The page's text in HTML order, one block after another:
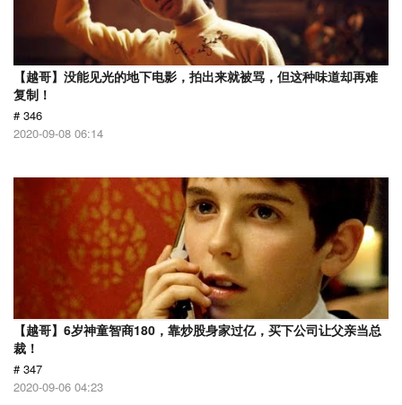
【越哥】没能见光的地下电影，拍出来就被骂，但这种味道却再难
复制！
# 346
2020-09-08 06:14
【越哥】6岁神童智商180，靠炒股身家过亿，买下公司让父亲当总
裁！
# 347
2020-09-06 04:23